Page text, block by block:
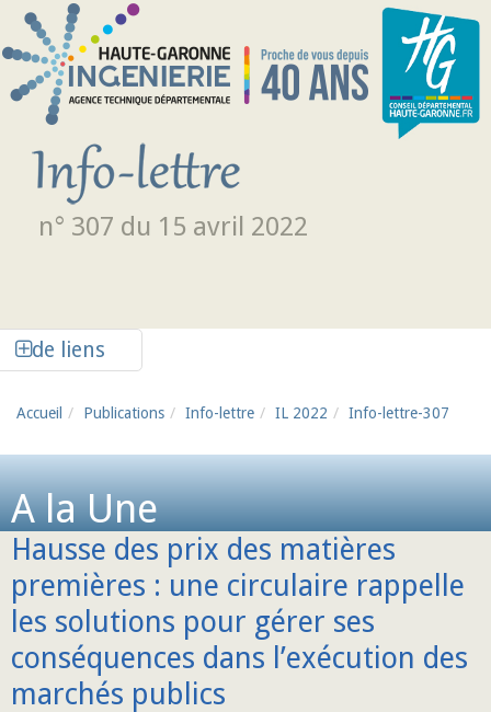
Aller au contenu principal
n° 307 du 15 avril 2022
de liens
Accueil Publications Info-lettre IL 2022 Info-lettre-307
A la Une
Hausse des prix des matières
premières : une circulaire rappelle
les solutions pour gérer ses
conséquences dans l’exécution des
marchés publics